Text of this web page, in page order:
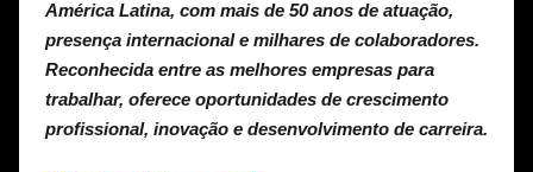
América Latina, com mais de 50 anos de atuação,
presença internacional e milhares de colaboradores.
Reconhecida entre as melhores empresas para
trabalhar, oferece oportunidades de crescimento
profissional, inovação e desenvolvimento de carreira.